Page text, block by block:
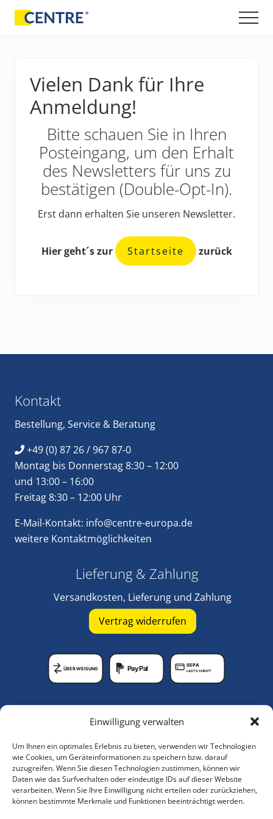
Einwilligung verwalten
Um Ihnen ein optimales Erlebnis zu bieten, verwenden wir Technologien
wie Cookies, um Geräteinformationen zu speichern bzw. darauf
zuzugreifen. Wenn Sie diesen Technologien zustimmen, können wir
Daten wie das Surfverhalten oder eindeutige IDs auf dieser Website
verarbeiten. Wenn Sie Ihre Einwilligung nicht erteilen oder zurückziehen,
können bestimmte Merkmale und Funktionen beeinträchtigt werden.
Menü
Skip
Zur
Hauptsidebar
Zur
Fußzeile
Lagerungshilfen
orthopädischen
Produkten
Vielen Dank für Ihre
Anmeldung!
Bitte schauen Sie in Ihren
Posteingang, um den Erhalt
des Newsletters für uns zu
bestätigen (Double-Opt-In).
Erst dann erhalten Sie unseren Newsletter.
Hier geht´s zur Startseite zurück
Kontakt
Bestellung, Service & Beratung
+49 (0) 87 26 / 967 87-0
Montag bis Donnerstag 8:30 – 12:00
und 13:00 – 16:00
Freitag 8:30 – 12:00 Uhr
E-Mail-Kontakt: info@centre-europa.de
weitere Kontaktmöglichkeiten
Lieferung & Zahlung
Versandkosten, Lieferung und Zahlung
Vertrag widerrufen
ÜBERWEISUNG PayPal SEPA
LASTSCHRIFT
Unternehmen
Anleitungsvideos
Über uns
Service